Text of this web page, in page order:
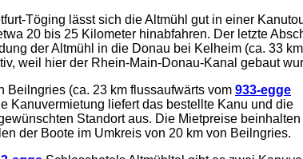
Töging lässt sich die Altmühl gut in einer
20 bis 25 Kilometer hinabfahren. Der letzte
der Altmühl in die Donau bei Kelheim (ca. 33 km
weil hier der Rhein-Main-Donau-Kanal gebaut
Beilngries (ca. 23 km flussaufwärts vom 933-egge
Kanuvermietung liefert das bestellte Kanu und die
Standort aus. Die Mietpreise
der Boote im Umkreis von 20 km von Beilngries.